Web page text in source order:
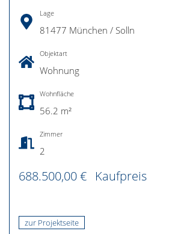
Lage
81477 München / Solln
Objektart
Wohnung
Wohnfläche
56.2 m²
Zimmer
2
688.500,00 € Kaufpreis
zur Projektseite